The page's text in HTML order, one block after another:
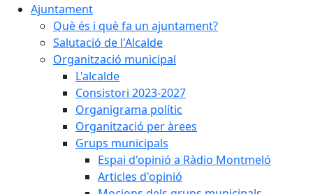
Ajuntament
Què és i què fa un ajuntament?
Salutació de l'Alcalde
Organització municipal
L'alcalde
Consistori 2023-2027
Organigrama polític
Organització per àrees
Grups municipals
Espai d'opinió a Ràdio Montmeló
Articles d'opinió